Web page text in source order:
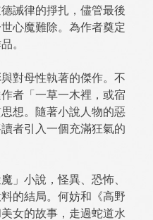
誡律的掙扎，儘管最後
心魔難除。為作者奠定
。
對母性執著的傑作。不
者「一草一木裡，或宿
想。隨著小說人物的惡
者引入一個充滿狂氣的
」小說，怪異、恐怖、
的結局。何妨和《高野
女的故事，走過蛇道水